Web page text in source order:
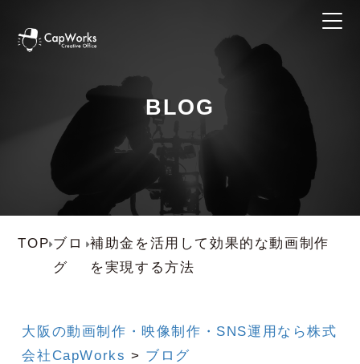
BLOG
TOP ブロ
グ
補助金を活用して効果的な動画制作
を実現する方法
大阪の動画制作・映像制作・SNS運用なら株式
会社CapWorks > ブログ